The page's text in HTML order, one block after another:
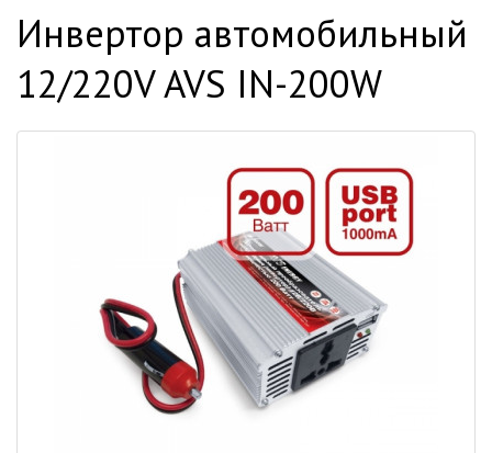
Инвертор автомобильный
12/220V AVS IN-200W